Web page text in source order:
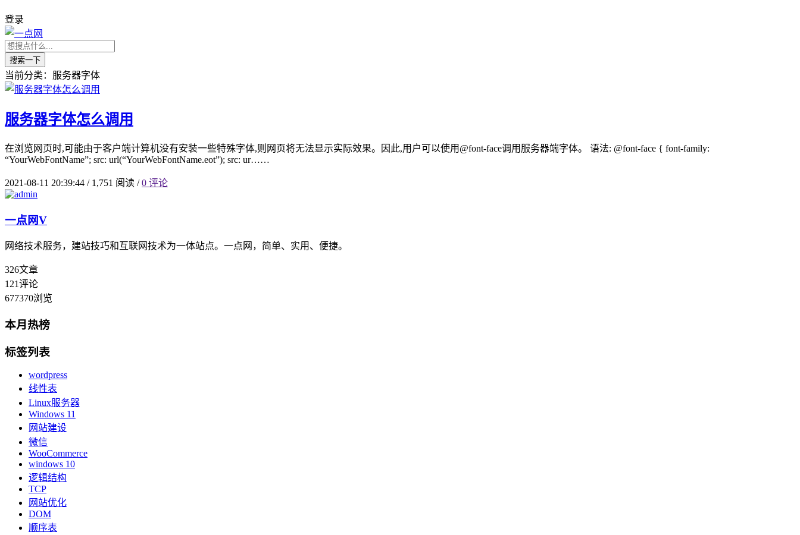
登录
搜索一下
当前分类：服务器字体
服务器字体怎么调用
在浏览网页时,可能由于客户端计算机没有安装一些特殊字体,则网页将无法显示实际效果。因此,用户可以使用@font-face调用服务器端字体。 语法: @font-face { font-family:
“YourWebFontName”; src: url(“YourWebFontName.eot”); src: ur……
2021-08-11 20:39:44 /1,751 阅读 / 0 评论
一点网V
网络技术服务，建站技巧和互联网技术为一体站点。一点网，简单、实用、便捷。
326文章
121评论
677370浏览
本月热榜
标签列表
wordpress
线性表
Linux服务器
Windows 11
网站建设
微信
WooCommerce
windows 10
逻辑结构
TCP
网站优化
DOM
顺序表